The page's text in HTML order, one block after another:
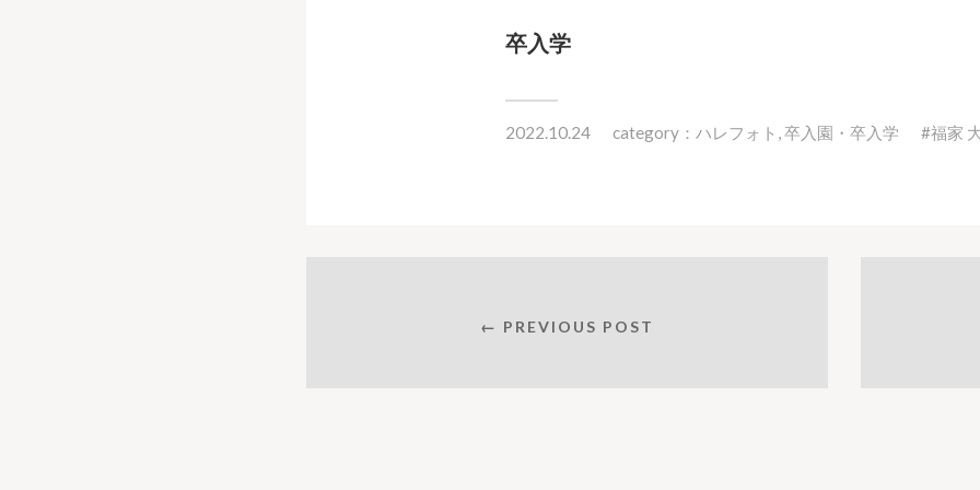
卒入学
2022.10.24 category： ハレフォト ,卒入園・卒入学 福家
← PREVIOUS POST